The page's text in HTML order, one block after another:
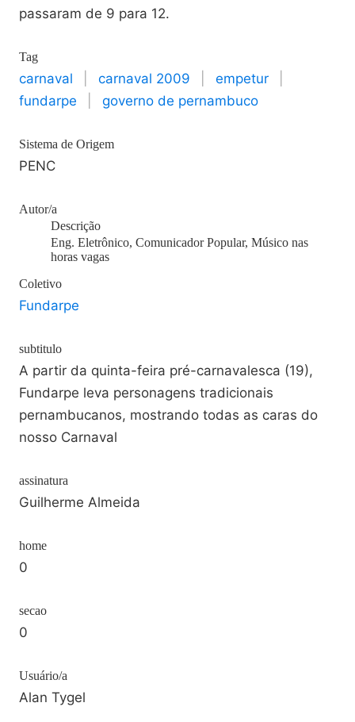
passaram de 9 para 12.
Tag
carnaval carnaval 2009 empetur
fundarpe
governo de pernambuco
Sistema de Origem
PENC
Autor/a
Descrição
Eng. Eletrônico, Comunicador Popular, Músico nas
horas vagas
Coletivo
Fundarpe
subtitulo
A partir da quinta-feira pré-carnavalesca (19),
Fundarpe leva personagens tradicionais
pernambucanos, mostrando todas as caras do
nosso Carnaval
assinatura
Guilherme Almeida
home
0
secao
0
Usuário/a
Alan Tygel